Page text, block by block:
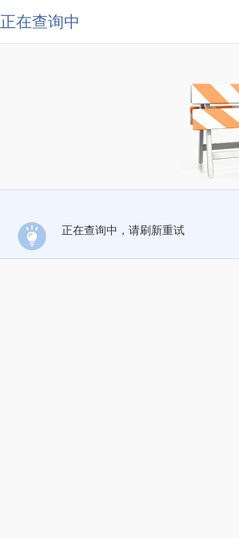
正在查询中
正在查询中，请刷新重试